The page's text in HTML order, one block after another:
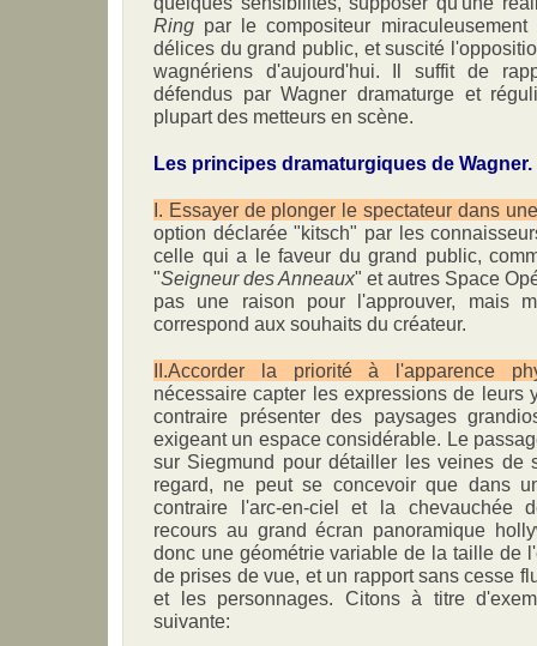
Ring par le compositeur
délices du grand public, et suscité
wagnériens d'aujourd'hui. Il suffit de
défendus par Wagner dramaturge et
plupart des metteurs en scène.
Les principes dramaturgiques de Wagner.
I. Essayer de plonger le spectateur dans
option déclarée "kitsch" par les
celle qui a le faveur du grand public,
"Seigneur des Anneaux" et autres Space
pas une raison pour l'approuver, mais
correspond aux souhaits du créateur.
II.Accorder la priorité à l'apparence
nécessaire capter les expressions de leurs
contraire présenter des paysages
exigeant un espace considérable. Le
sur Siegmund pour détailler les veines de
regard, ne peut se concevoir que dans
contraire l'arc-en-ciel et la chevauchée
recours au grand écran panoramique
donc une géométrie variable de la taille de
de prises de vue, et un rapport sans cesse
et les personnages. Citons à titre
suivante: